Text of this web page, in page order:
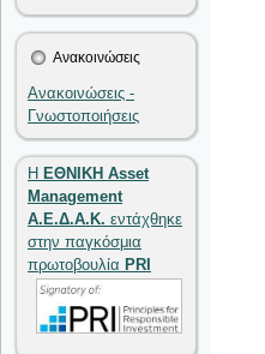
Ανακοινώσεις
Ανακοινώσεις -
Γνωστοποιήσεις
Η ΕΘΝΙΚΗ Asset
Management
Α.Ε.Δ.Α.Κ. εντάχθηκε
στην παγκόσμια
πρωτοβουλία PRI